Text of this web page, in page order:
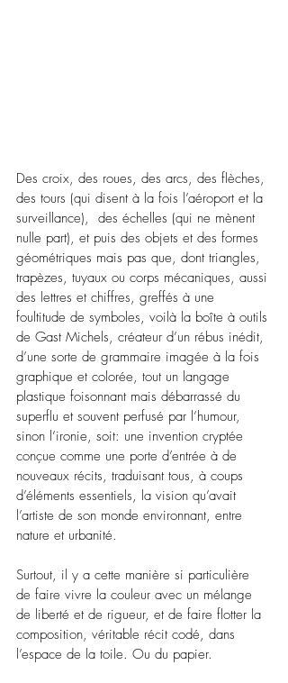
Des croix, des roues, des arcs, des flèches,
des tours (qui disent à la fois l’aéroport et la
surveillance),  des échelles (qui ne mènent
nulle part), et puis des objets et des formes
géométriques mais pas que, dont triangles,
trapèzes, tuyaux ou corps mécaniques, aussi
des lettres et chiffres, greffés à une
foultitude de symboles, voilà la boîte à outils
de Gast Michels, créateur d’un rébus inédit,
d’une sorte de grammaire imagée à la fois
graphique et colorée, tout un langage
plastique foisonnant mais débarrassé du
superflu et souvent perfusé par l’humour,
sinon l’ironie, soit: une invention cryptée
conçue comme une porte d’entrée à de
nouveaux récits, traduisant tous, à coups
d’éléments essentiels, la vision qu’avait
l’artiste de son monde environnant, entre
nature et urbanité.
Surtout, il y a cette manière si particulière
de faire vivre la couleur avec un mélange
de liberté et de rigueur, et de faire flotter la
composition, véritable récit codé, dans
l’espace de la toile. Ou du papier.